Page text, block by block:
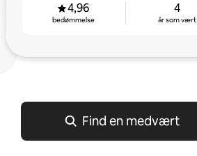
4,96
bedømmelse
4
år som vært
Find en medvært